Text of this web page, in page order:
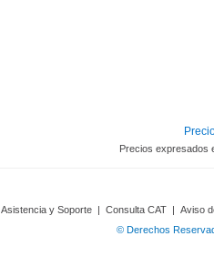
Precios expresados
Asistencia y Soporte | Consulta CAT | Aviso
© Derechos